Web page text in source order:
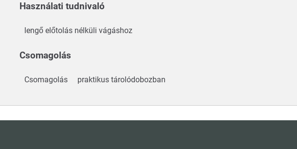
Használati tudnivaló
lengő előtolás nélküli vágáshoz
Csomagolás
Csomagolás praktikus tárolódobozban